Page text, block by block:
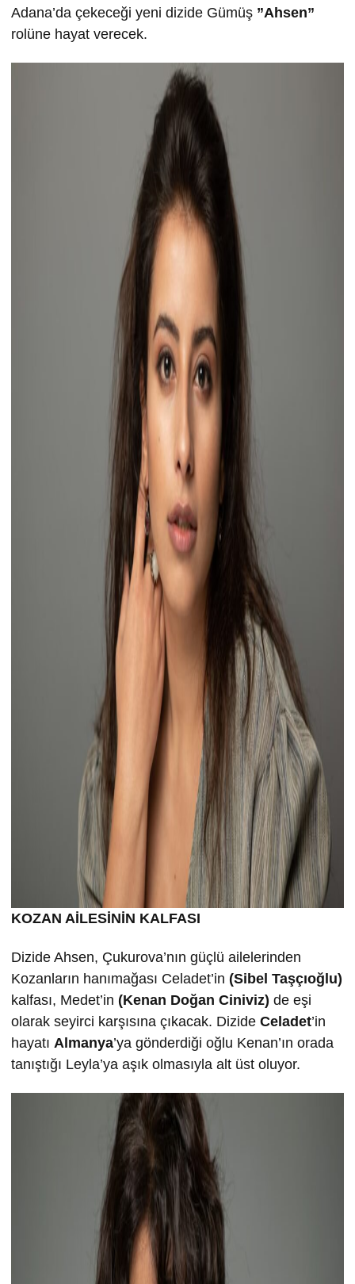
Adana’da çekeceği yeni dizide Gümüş ”Ahsen”
rolüne hayat verecek.
KOZAN AİLESİNİN KALFASI
Dizide Ahsen, Çukurova’nın güçlü ailelerinden
Kozanların hanımağası Celadet’in (Sibel Taşçıoğlu)
kalfası, Medet’in (Kenan Doğan Ciniviz) de eşi
olarak seyirci karşısına çıkacak. Dizide Celadet’in
hayatı Almanya’ya gönderdiği oğlu Kenan’ın orada
tanıştığı Leyla’ya aşık olmasıyla alt üst oluyor.